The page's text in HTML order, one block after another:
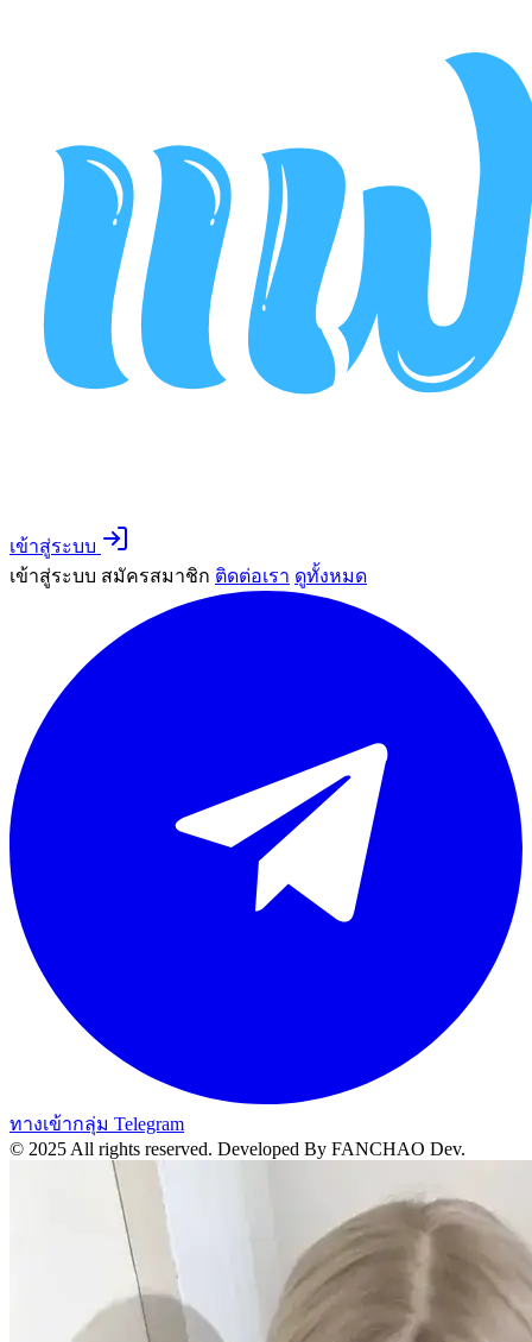
เข้าสู่ระบบ
เข้าสู่ระบบ สมัครสมาชิก ติดต่อเรา ดูทั้งหมด
ทางเข้ากลุ่ม Telegram
© 2025 All rights reserved. Developed By FANCHAO Dev.